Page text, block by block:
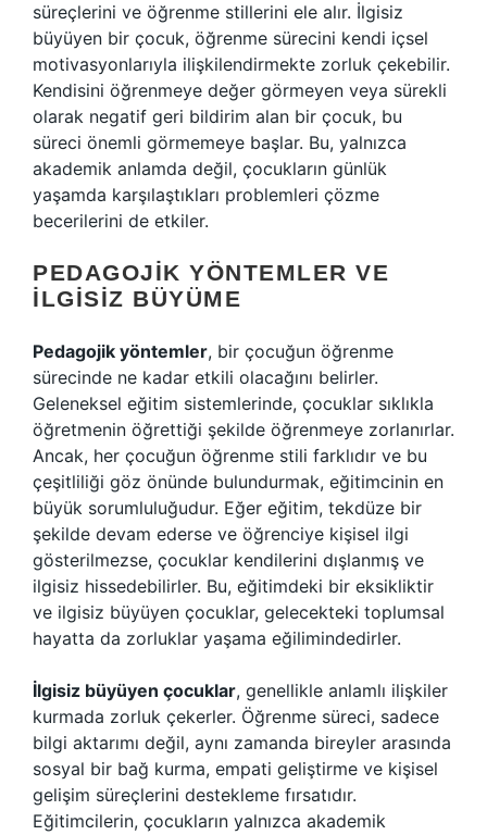
süreçlerini ve öğrenme stillerini ele alır. İlgisiz
büyüyen bir çocuk, öğrenme sürecini kendi içsel
motivasyonlarıyla ilişkilendirmekte zorluk çekebilir.
Kendisini öğrenmeye değer görmeyen veya sürekli
olarak negatif geri bildirim alan bir çocuk, bu
süreci önemli görmemeye başlar. Bu, yalnızca
akademik anlamda değil, çocukların günlük
yaşamda karşılaştıkları problemleri çözme
becerilerini de etkiler.
PEDAGOJIK YÖNTEMLER VE
İLGISIZ BÜYÜME
Pedagojik yöntemler, bir çocuğun öğrenme
sürecinde ne kadar etkili olacağını belirler.
Geleneksel eğitim sistemlerinde, çocuklar sıklıkla
öğretmenin öğrettiği şekilde öğrenmeye zorlanırlar.
Ancak, her çocuğun öğrenme stili farklıdır ve bu
çeşitliliği göz önünde bulundurmak, eğitimcinin en
büyük sorumluluğudur. Eğer eğitim, tekdüze bir
şekilde devam ederse ve öğrenciye kişisel ilgi
gösterilmezse, çocuklar kendilerini dışlanmış ve
ilgisiz hissedebilirler. Bu, eğitimdeki bir eksikliktir
ve ilgisiz büyüyen çocuklar, gelecekteki toplumsal
hayatta da zorluklar yaşama eğilimindedirler.
İlgisiz büyüyen çocuklar, genellikle anlamlı ilişkiler
kurmada zorluk çekerler. Öğrenme süreci, sadece
bilgi aktarımı değil, aynı zamanda bireyler arasında
sosyal bir bağ kurma, empati geliştirme ve kişisel
gelişim süreçlerini destekleme fırsatıdır.
Eğitimcilerin, çocukların yalnızca akademik